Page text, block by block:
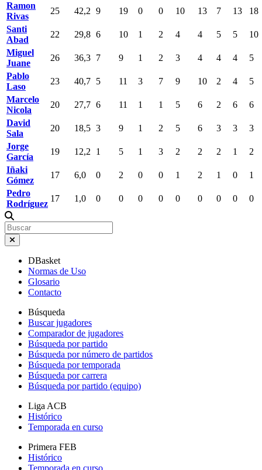
Ramon
Rivas
25 42,2 9 19 0 0 10 13 7 13
18
Santi
Abad
22 29,8 6 10 1 2 4 4 5 5
10
Miguel
Juane
26 36,3 7 9 1 2 3 4 4 4
5
Pablo
Laso
23 40,7 5 11 3 7 9 10 2 4
5
Marcelo
Nicola
20 27,7 6 11 1 1 5 6 2 6
6
David
Sala
20 18,5 3 9 1 2 5 6 3 3
3
Jorge
García
19 12,2 1 5 1 3 2 2 2 1
2
Iñaki
Gómez
17 6,0 0 2 0 0 1 2 1 0
1
Pedro
Rodríguez
17 1,0 0 0 0 0 0 0 0 0 0
DBasket
Normas de Uso
Glosario
Contacto
Búsqueda
Buscar jugadores
Comparador de jugadores
Búsqueda por partido
Búsqueda por número de partidos
Búsqueda por temporada
Búsqueda por carrera
Búsqueda por partido (equipo)
Liga ACB
Histórico
Temporada en curso
Primera FEB
Histórico